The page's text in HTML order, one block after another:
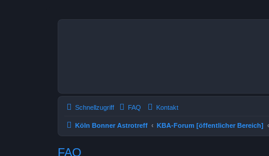
Schnellzugriff FAQ Kontakt
Köln Bonner Astrotreff KBA-Forum [öffentlicher Bereich]
FAQ